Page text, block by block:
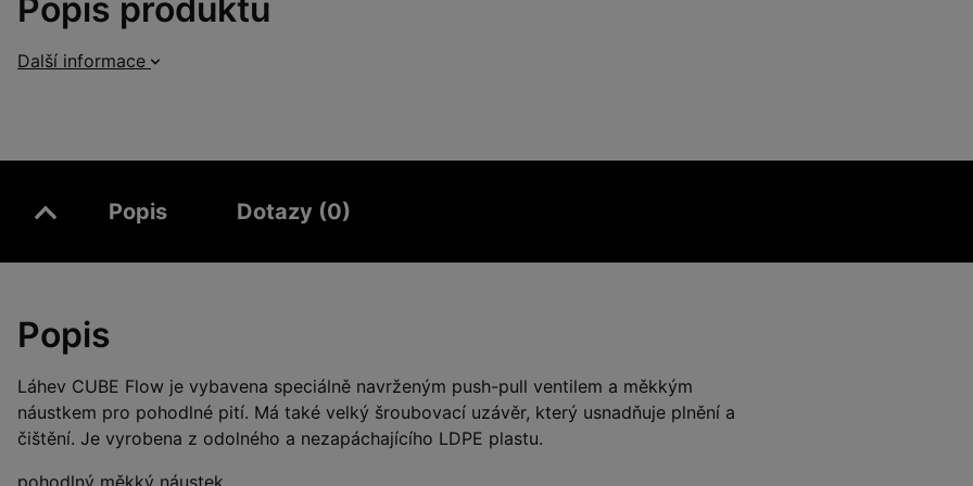
Popis produktu
Další informace
Popis Dotazy (0)
Popis
Láhev CUBE Flow je vybavena speciálně navrženým push-pull ventilem a měkkým
náustkem pro pohodlné pití. Má také velký šroubovací uzávěr, který usnadňuje plnění a
čištění. Je vyrobena z odolného a nezapáchajícího LDPE plastu.
pohodlný měkký náustek